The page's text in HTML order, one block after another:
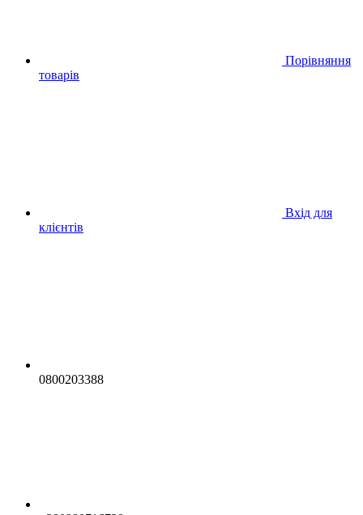
Порівняння
товарів
Вхід для
клієнтів
0800203388